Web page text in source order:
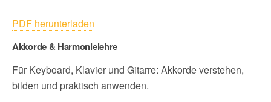
PDF herunterladen
Akkorde & Harmonielehre
Für Keyboard, Klavier und Gitarre: Akkorde verstehen,
bilden und praktisch anwenden.